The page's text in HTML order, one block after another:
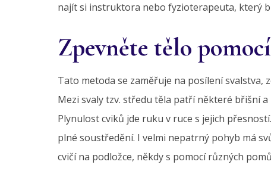
najít si instruktora nebo fyzioterapeuta, který
Zpevněte tělo
Tato metoda se zaměřuje na posílení
Mezi svaly tzv. středu těla patří některé břišní
Plynulost cviků jde ruku v ruce s jejich
plné soustředění. I velmi nepatrný pohyb má
cvičí na podložce, někdy s pomocí různých